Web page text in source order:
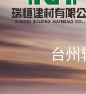
台州